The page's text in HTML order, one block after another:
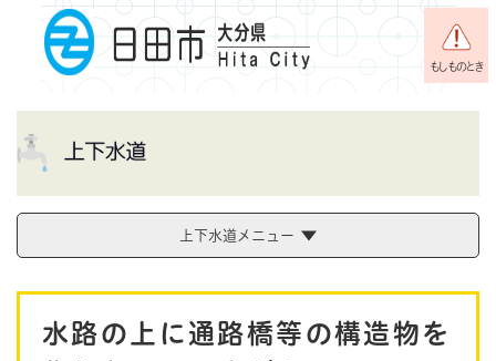
メニューを飛ばして本文へ
もしものとき
上下水道メニュー
水路の上に通路橋等の構造物を